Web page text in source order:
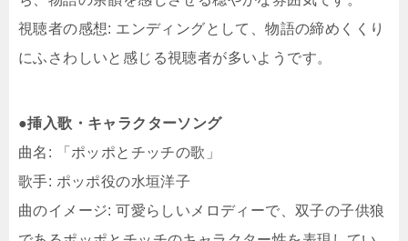
視聴者の感想: エンディングとして、物語の締めくくり
にふさわしいと感じる視聴者が多いようです。
●挿入歌・キャラクターソング
曲名: 「ポッポとチッチの歌」
歌手: ポッポ役の水垣洋子
曲のイメージ: 可愛らしいメロディーで、双子の子供狼